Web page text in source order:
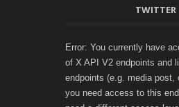
TWITTER
Error: You currently have
of X API V2 endpoints and
endpoints (e.g. media post,
you need access to this